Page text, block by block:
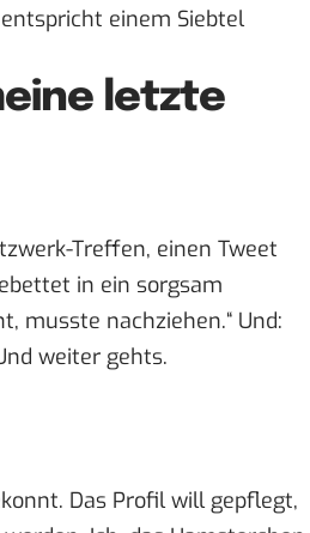
einem Siebtel
letzte
Treffen, einen Tweet
in ein sorgsam
musste nachziehen.“ Und:
weiter gehts.
Das Profil will gepflegt,